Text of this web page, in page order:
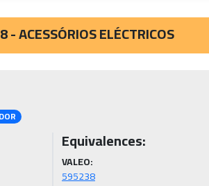
- ACESSÓRIOS ELÉCTRICOS
Equivalences:
VALEO:
595238